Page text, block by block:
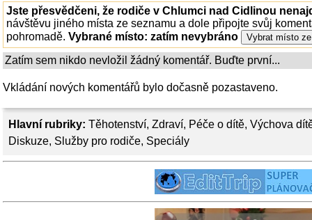
Hlavní rubriky: Těhotenství, Zdraví, Péče o dítě, Výchova
Diskuze, Služby pro rodiče, Speciály
Jste přesvědčeni, že rodiče v Chlumci nad Cidlinou
návštěvu jiného místa ze seznamu a dole připojte svůj
pohromadě. Vybrané místo: zatím nevybráno
Zatím sem nikdo nevložil žádný komentář. Buďte první...
Vkládání nových komentářů bylo dočasně pozastaveno.